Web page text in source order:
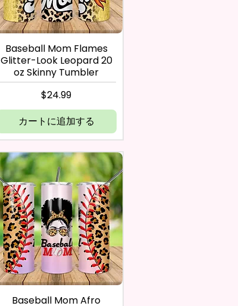
Baseball Mom Flames
Glitter-Look Leopard 20
oz Skinny Tumbler
価格
$24.99
カートに追加する
Baseball Mom Afro